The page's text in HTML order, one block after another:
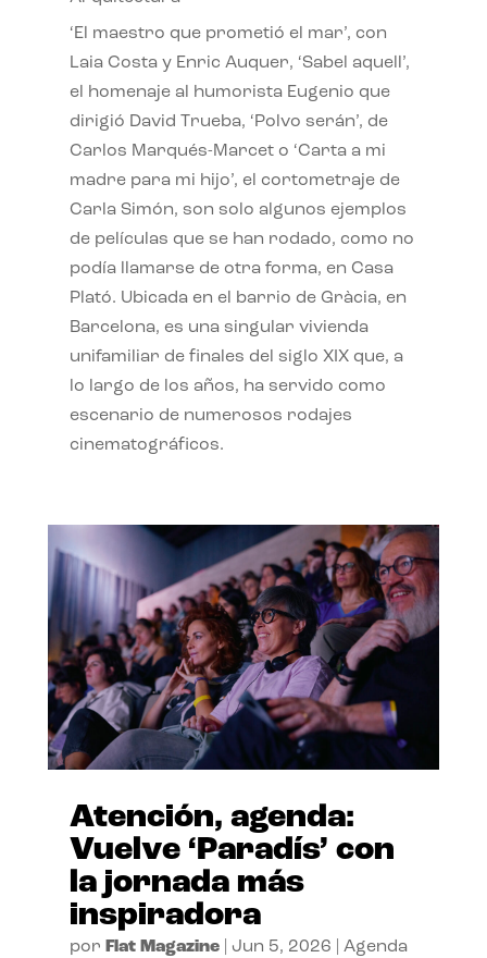
‘El maestro que prometió el mar’, con
Laia Costa y Enric Auquer, ‘Sabel aquell’,
el homenaje al humorista Eugenio que
dirigió David Trueba, ‘Polvo serán’, de
Carlos Marqués-Marcet o ‘Carta a mi
madre para mi hijo’, el cortometraje de
Carla Simón, son solo algunos ejemplos
de películas que se han rodado, como no
podía llamarse de otra forma, en Casa
Plató. Ubicada en el barrio de Gràcia, en
Barcelona, es una singular vivienda
unifamiliar de finales del siglo XIX que, a
lo largo de los años, ha servido como
escenario de numerosos rodajes
cinematográficos.
Atención, agenda:
Vuelve ‘Paradís’ con
la jornada más
inspiradora
por Flat Magazine| Jun 5, 2026 Agenda